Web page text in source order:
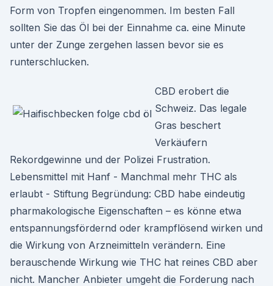
Form von Tropfen eingenommen. Im besten Fall
sollten Sie das Öl bei der Einnahme ca. eine Minute
unter der Zunge zergehen lassen bevor sie es
runterschlucken.
CBD erobert die
Schweiz. Das legale
Gras beschert
Verkäufern
Rekordgewinne und der Polizei Frustration.
Lebensmittel mit Hanf - Manchmal mehr THC als
erlaubt - Stiftung Begründung: CBD habe eindeutig
pharmakologische Eigenschaften – es könne etwa
entspannungs­fördernd oder krampf­lösend wirken und
die Wirkung von Arznei­mitteln verändern. Eine
berauschende Wirkung wie THC hat reines CBD aber
nicht. Mancher Anbieter umgeht die Forderung nach